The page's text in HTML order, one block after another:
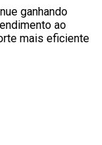
ganhando
ao
mais eficiente